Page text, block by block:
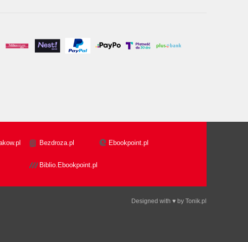
Bezdroza.pl Ebookpoint.pl
Biblio.Ebookpoint.pl
Designed with ♥ by Tonik.pl